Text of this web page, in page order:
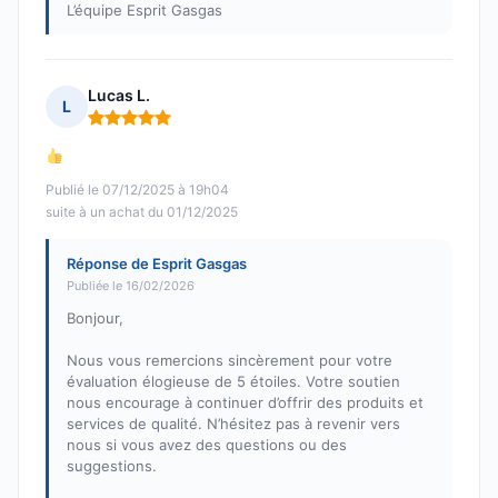
L’équipe Esprit Gasgas
L
Lucas L.
Note : 5 sur 5
Publié le 07/12/2025 à 19h04
suite à un achat du 01/12/2025
Réponse de Esprit Gasgas
Publiée le 16/02/2026
Bonjour,
Nous vous remercions sincèrement pour votre
évaluation élogieuse de 5 étoiles. Votre soutien
nous encourage à continuer d’offrir des produits et
services de qualité. N’hésitez pas à revenir vers
nous si vous avez des questions ou des
suggestions.